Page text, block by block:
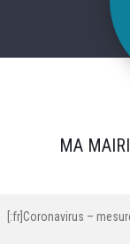
MA
[:fr]Coronavirus –